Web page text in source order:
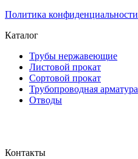
Политика конфиденциальности
Каталог
Трубы нержавеющие
Листовой прокат
Сортовой прокат
Трубопроводная арматура
Отводы
Контакты